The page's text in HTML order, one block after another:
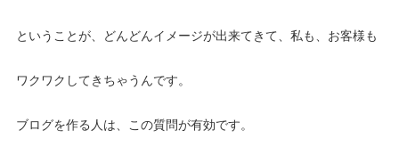
ということが、どんどんイメージが出来てきて、私も、お客様も
ワクワクしてきちゃうんです。
ブログを作る人は、この質問が有効です。